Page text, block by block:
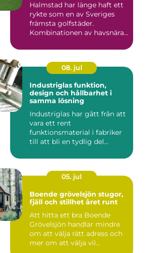
Halmstad har länge haft ett
rykte som en av Sveriges
främsta golfstäder.
Kombinationen av havsnära
08. jul
Industriglas funktion,
design och hållbarhet i
samma lösning
Industriglas har gått från att
vara ett rent
funktionsmaterial i fabriker
till att bli en tydlig del...
05. jul
Boende grövelsjön stugor,
fjäll och stillhet året runt
Att hitta ett bra Boende
Grövelsjön handlar mindre
om att välja rätt adress och
mer om att välja vil...